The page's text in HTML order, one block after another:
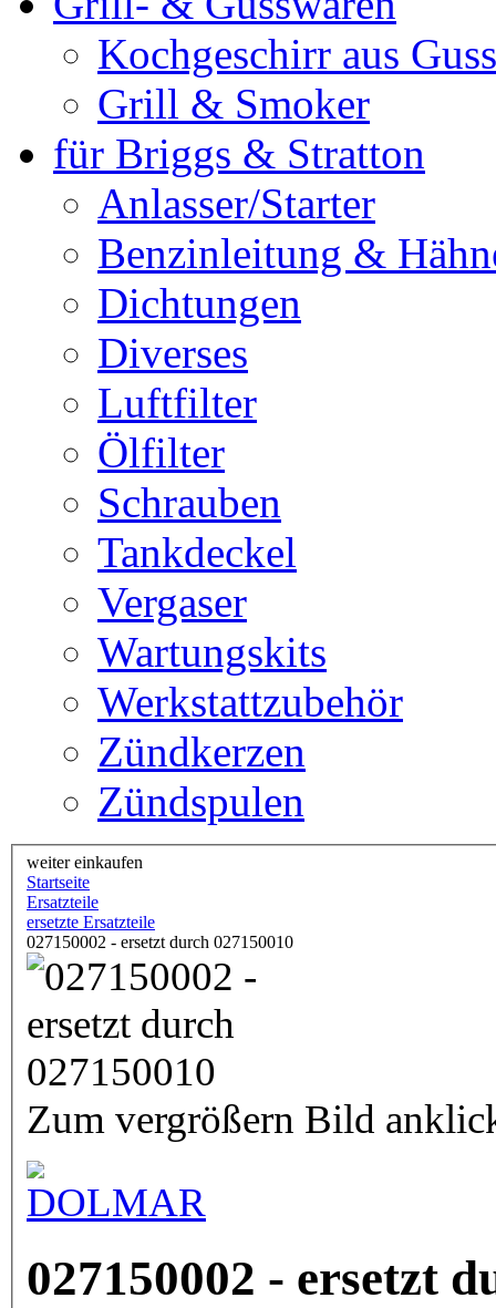
Kochgeschirr aus
Grill & Smoker
für Briggs & Stratton
Anlasser/Starter
Benzinleitung &
Dichtungen
Diverses
Luftfilter
Ölfilter
Schrauben
Tankdeckel
Vergaser
Wartungskits
Werkstattzubehör
Zündkerzen
Zündspulen
weiter einkaufen
Startseite
Ersatzteile
ersetzte Ersatzteile
027150002 - ersetzt durch 027150010
Zum vergrößern Bild
027150002 - ersetzt